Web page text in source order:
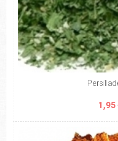
1,95